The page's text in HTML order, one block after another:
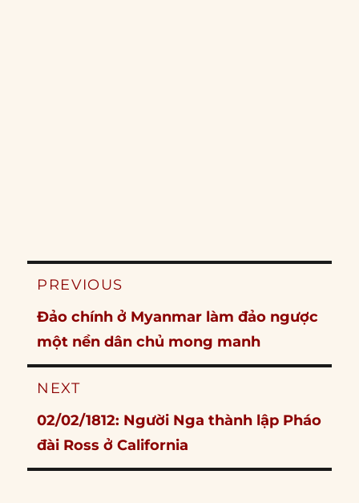
Post
PREVIOUS
Previous
post:
Đảo chính ở Myanmar làm đảo ngược
một nền dân chủ mong manh
NEXT
Next
post:
02/02/1812: Người Nga thành lập Pháo
đài Ross ở California